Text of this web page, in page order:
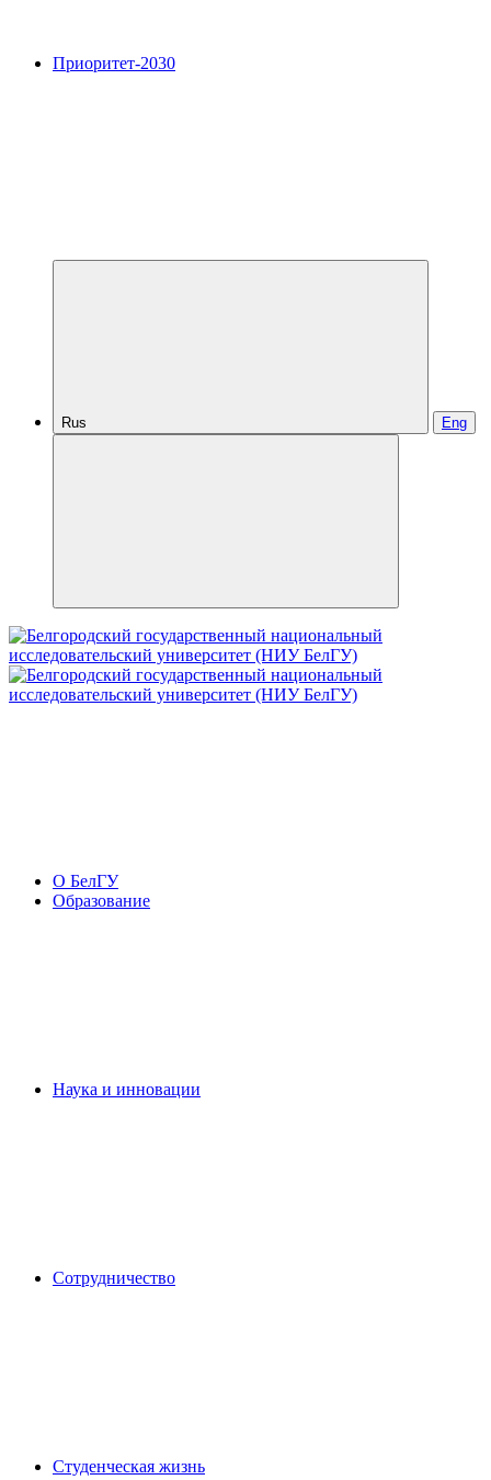
Приоритет-2030
Rus Eng
О БелГУ
Образование
Наука и инновации
Сотрудничество
Студенческая жизнь